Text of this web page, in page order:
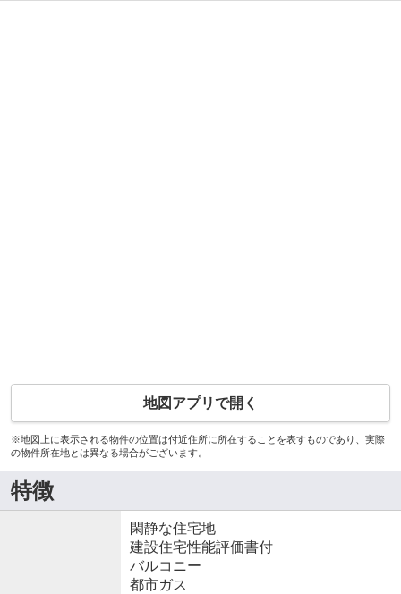
地図アプリで開く
※地図上に表示される物件の位置は付近住所に所在することを表すものであり、実際
の物件所在地とは異なる場合がございます。
特徴
閑静な住宅地
建設住宅性能評価書付
バルコニー
都市ガス